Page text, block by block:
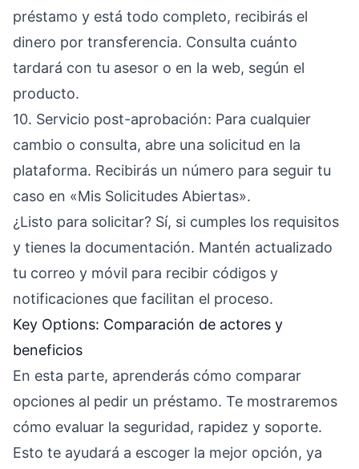
préstamo y está todo completo, recibirás el
dinero por transferencia. Consulta cuánto
tardará con tu asesor o en la web, según el
producto.
10. Servicio post-aprobación: Para cualquier
cambio o consulta, abre una solicitud en la
plataforma. Recibirás un número para seguir tu
caso en «Mis Solicitudes Abiertas».
¿Listo para solicitar? Sí, si cumples los requisitos
y tienes la documentación. Mantén actualizado
tu correo y móvil para recibir códigos y
notificaciones que facilitan el proceso.
Key Options: Comparación de actores y
beneficios
En esta parte, aprenderás cómo comparar
opciones al pedir un préstamo. Te mostraremos
cómo evaluar la seguridad, rapidez y soporte.
Esto te ayudará a escoger la mejor opción, ya